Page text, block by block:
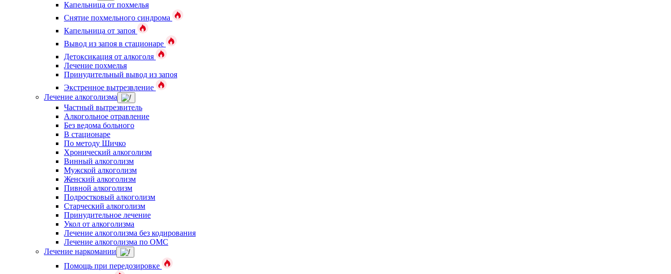
Капельница от похмелья
Снятие похмельного синдрома
Капельница от запоя
Вывод из запоя в стационаре
Детоксикация от алкоголя
Лечение похмелья
Принудительный вывод из запоя
Экстренное вытрезвление
Лечение алкоголизма
Частный вытрезвитель
Алкогольное отравление
Без ведома больного
В стационаре
По методу Шичко
Хронический алкоголизм
Винный алкоголизм
Мужской алкоголизм
Женский алкоголизм
Пивной алкоголизм
Подростковый алкоголизм
Старческий алкоголизм
Принудительное лечение
Укол от алкоголизма
Лечение алкоголизма без кодирования
Лечение алкоголизма по ОМС
Лечение наркомании
Помощь при передозировке